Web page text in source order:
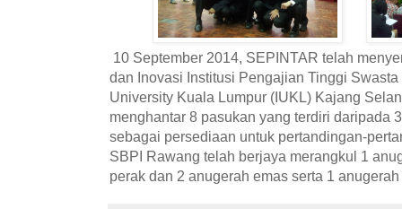
10 September 2014, SEPINTAR telah
dan Inovasi Institusi Pengajian Tinggi
University Kuala Lumpur (IUKL) Kajang
menghantar 8 pasukan yang terdiri daripada
sebagai persediaan untuk pertandingan-
SBPI Rawang telah berjaya merangkul 1
perak dan 2 anugerah emas serta 1